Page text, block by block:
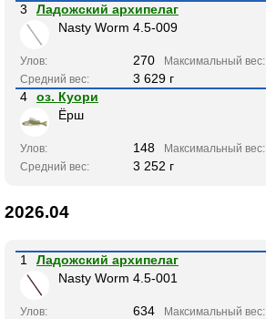
3
Ладожский архипелаг
Nasty Worm 4.5-009
Улов: 270 Максимальный вес:
Средний вес:
3 629 г
4
оз. Куори
Ёрш
Улов: 148 Максимальный вес:
Средний вес: 3 252 г
2026.04
1
Ладожский архипелаг
Nasty Worm 4.5-001
Улов: 634 Максимальный вес: